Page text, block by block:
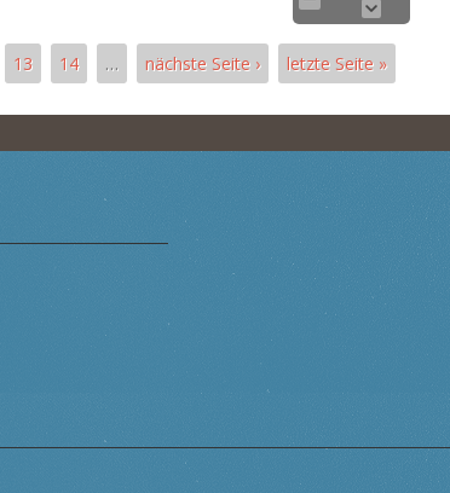
13 14 … nächste Seite › letzte Seite »